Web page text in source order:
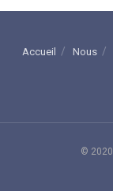
Accueil Nous
© 2020